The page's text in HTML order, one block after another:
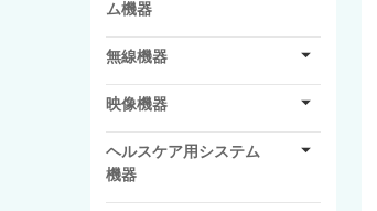
ム機器
無線機器
映像機器
ヘルスケア用システム
機器